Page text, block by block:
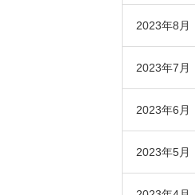
2023年8月
2023年7月
2023年6月
2023年5月